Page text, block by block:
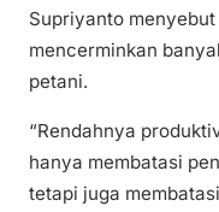
Supriyanto
mencerminkan
petani.
“Rendahnya
hanya membatasi
tetapi juga